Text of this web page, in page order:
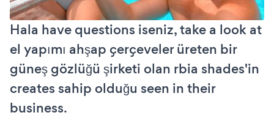
Hala have questions iseniz, take a look at
el yapımı ahşap çerçeveler üreten bir
güneş gözlüğü şirketi olan rbia shades'in
creates sahip olduğu seen in their
business.